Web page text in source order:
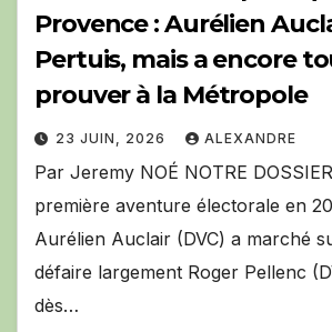
Provence : Aurélien
Pertuis, mais a encore
prouver à la Métropole
23 JUIN, 2026 ALEXANDRE
Par Jeremy NOÉ NOTRE
première aventure électorale en
Aurélien Auclair (DVC) a marché
défaire largement Roger Pellenc
dès…